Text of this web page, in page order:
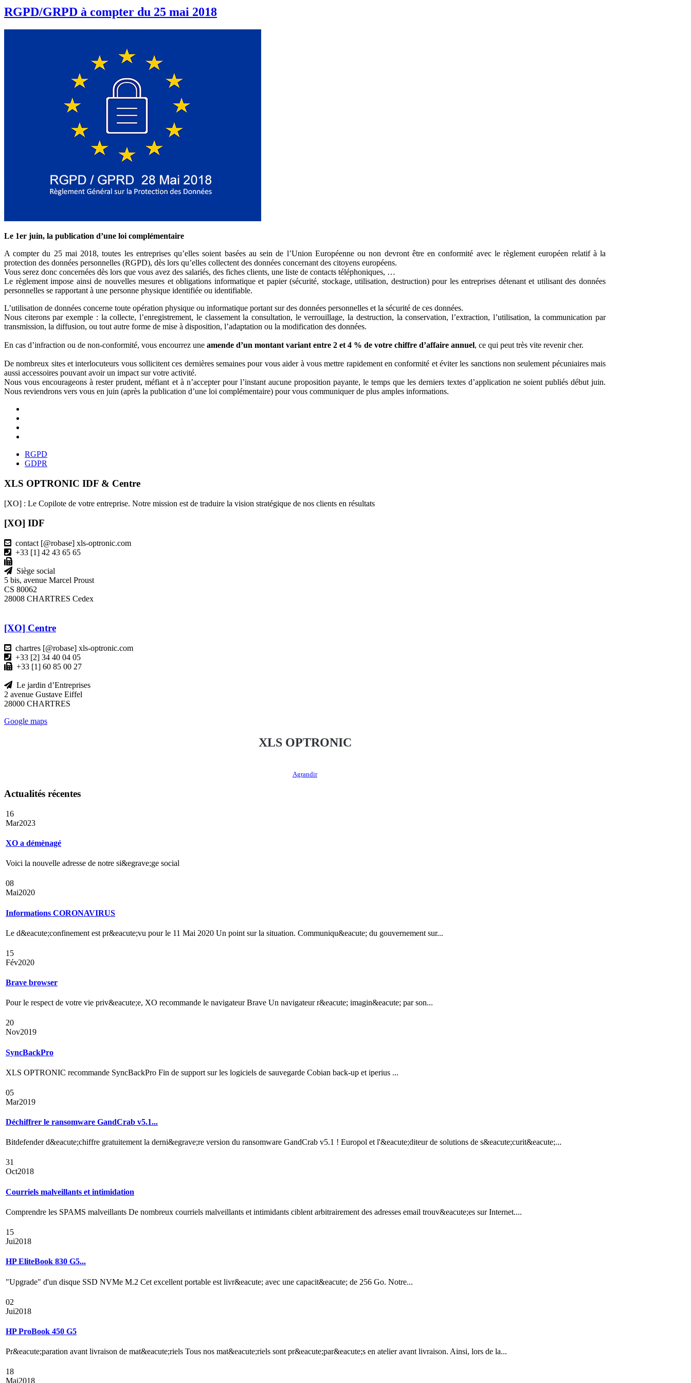
RGPD/GRPD à compter du 25 mai 2018
Le 1er juin, la publication d’une loi complémentaire
A compter du 25 mai 2018, toutes les entreprises qu’elles soient basées au sein de l’Union Européenne ou non devront être en conformité avec le règlement européen relatif à la
protection des données personnelles (RGPD), dès lors qu’elles collectent des données concernant des citoyens européens.
Vous serez donc concernées dès lors que vous avez des salariés, des fiches clients, une liste de contacts téléphoniques, …
Le règlement impose ainsi de nouvelles mesures et obligations informatique et papier (sécurité, stockage, utilisation, destruction) pour les entreprises détenant et utilisant des données
personnelles se rapportant à une personne physique identifiée ou identifiable.
L’utilisation de données concerne toute opération physique ou informatique portant sur des données personnelles et la sécurité de ces données.
Nous citerons par exemple : la collecte, l’enregistrement, le classement la consultation, le verrouillage, la destruction, la conservation, l’extraction, l’utilisation, la communication par
transmission, la diffusion, ou tout autre forme de mise à disposition, l’adaptation ou la modification des données.
En cas d’infraction ou de non-conformité, vous encourrez une amende d’un montant variant entre 2 et 4 % de votre chiffre d’affaire annuel, ce qui peut très vite revenir cher.
De nombreux sites et interlocuteurs vous sollicitent ces dernières semaines pour vous aider à vous mettre rapidement en conformité et éviter les sanctions non seulement pécuniaires mais
aussi accessoires pouvant avoir un impact sur votre activité.
Nous vous encourageons à rester prudent, méfiant et à n’accepter pour l’instant aucune proposition payante, le temps que les derniers textes d’application ne soient publiés début juin.
Nous reviendrons vers vous en juin (après la publication d’une loi complémentaire) pour vous communiquer de plus amples informations.
RGPD
GDPR
XLS OPTRONIC IDF & Centre
[XO] : Le Copilote de votre entreprise. Notre mission est de traduire la vision stratégique de nos clients en résultats
[XO] IDF
contact [@robase] xls-optronic.com
+33 [1] 42 43 65 65
Siège social
5 bis, avenue Marcel Proust
CS 80062
28008 CHARTRES Cedex
[XO] Centre
chartres [@robase] xls-optronic.com
+33 [2] 34 40 04 05
+33 [1] 60 85 00 27
Le jardin d’Entreprises
2 avenue Gustave Eiffel
28000 CHARTRES
Google maps
XLS OPTRONIC
Agrandir
Actualités récentes
16
Mar2023
XO a démènagé
Voici la nouvelle adresse de notre si&egrave;ge social
08
Mai2020
Informations CORONAVIRUS
Le d&eacute;confinement est pr&eacute;vu pour le 11 Mai 2020 Un point sur la situation. Communiqu&eacute; du gouvernement sur...
15
Fév2020
Brave browser
Pour le respect de votre vie priv&eacute;e, XO recommande le navigateur Brave Un navigateur r&eacute; imagin&eacute; par son...
20
Nov2019
SyncBackPro
XLS OPTRONIC recommande SyncBackPro Fin de support sur les logiciels de sauvegarde Cobian back-up et iperius ...
05
Mar2019
Déchiffrer le ransomware GandCrab v5.1...
Bitdefender d&eacute;chiffre gratuitement la derni&egrave;re version du ransomware GandCrab v5.1 ! Europol et l'&eacute;diteur de solutions de s&eacute;curit&eacute;...
31
Oct2018
Courriels malveillants et intimidation
Comprendre les SPAMS malveillants De nombreux courriels malveillants et intimidants ciblent arbitrairement des adresses email trouv&eacute;es sur Internet....
15
Jui2018
HP EliteBook 830 G5...
"Upgrade" d'un disque SSD NVMe M.2 Cet excellent portable est livr&eacute; avec une capacit&eacute; de 256 Go. Notre...
02
Jui2018
HP ProBook 450 G5
Pr&eacute;paration avant livraison de mat&eacute;riels Tous nos mat&eacute;riels sont pr&eacute;par&eacute;s en atelier avant livraison. Ainsi, lors de la...
18
Mai2018